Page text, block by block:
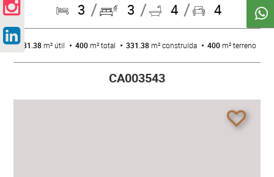
3 3 4 4
331.38m² útil 400m² total 331.38m² construída 400m² terreno
CA003543